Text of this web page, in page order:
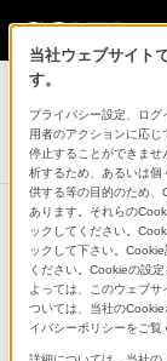
デジタル一眼カ
レンズリヤキャップ
ALC-R1EM
当社ウェブサイト
す。
プライバシー設定、ロ
用者のアクションに応
停止することができませ
析するため、あるいは個
供する等の目的のため
あります。それらの
ックしてください。
ックして下さい。
ください。Cookieの設
よっては、このウェブ
ついては、当社の
イバシーポリシーをご覧